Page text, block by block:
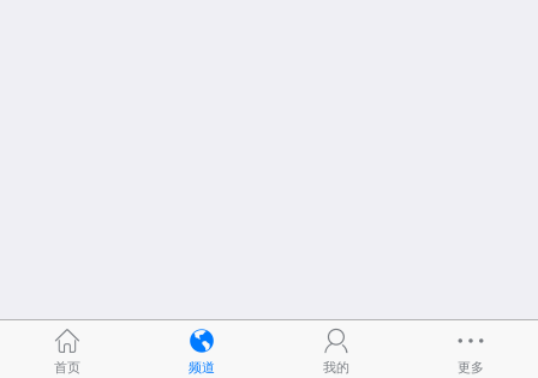
首页 频道 我的 更多